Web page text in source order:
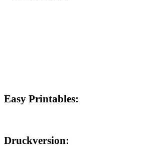
Easy Printables:
Druckversion: